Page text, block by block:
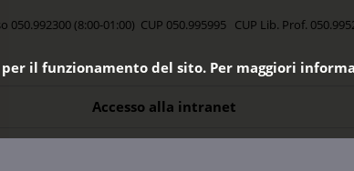
(8:00-01:00) CUP 050.995995 CUP Lib. Prof.
Accesso alla intranet
il funzionamento del sito. Per maggiori